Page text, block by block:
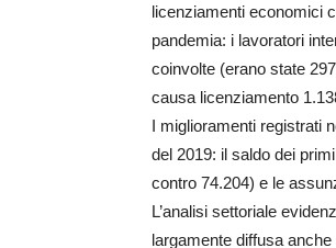
licenziamenti economici
pandemia: i lavoratori
coinvolte (erano state
causa licenziamento
I miglioramenti registrati
del 2019: il saldo dei
contro 74.204) e le
L’analisi settoriale
largamente diffusa